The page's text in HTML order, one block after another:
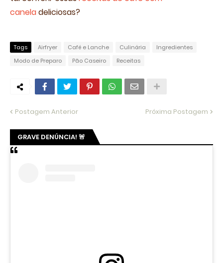
caneladeliciosas?
Tags Airfryer Café e Lanche Culinária
Ingredientes
Modo de Preparo
Pão Caseiro Receitas
Postagem Anterior Próxima Postagem
GRAVE DENÚNCIA! 🚨